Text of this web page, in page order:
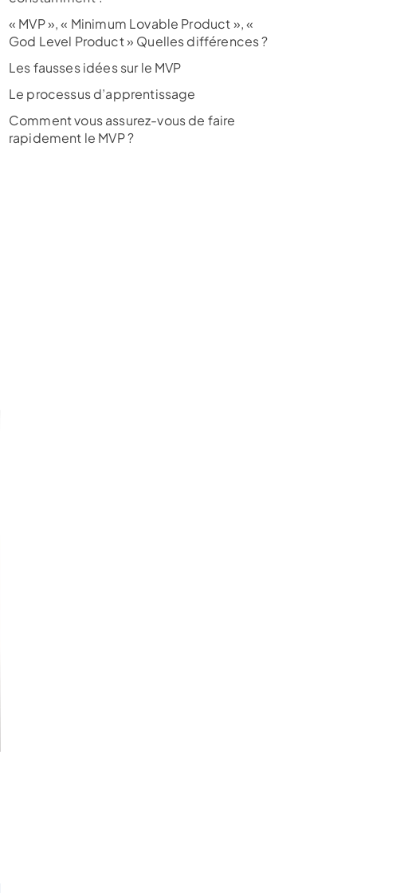
« MVP », « Minimum Lovable Product », «
God Level Product » Quelles différences ?
Les fausses idées sur le MVP
Le processus d’apprentissage
Comment vous assurez-vous de faire
rapidement le MVP ?